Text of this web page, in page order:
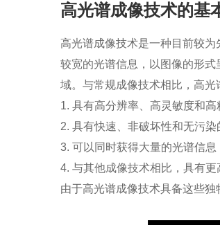
高光谱成像技术的基
高光谱成像技术是一种目前较
较宽的光谱信息，以图像的形
域。与常规成像技术相比，高光
1. 具有高分辨率、高灵敏度和高
2. 具有快速、非破坏性和无污染
3. 可以同时获得大量的光谱信息
4. 与其他成像技术相比，具有更
由于高光谱成像技术具备这些独